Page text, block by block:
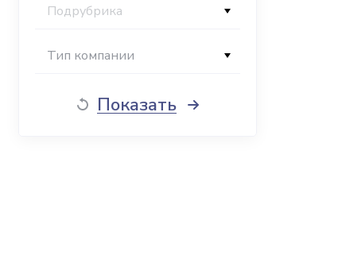
Подрубрика
Тип компании
Показать